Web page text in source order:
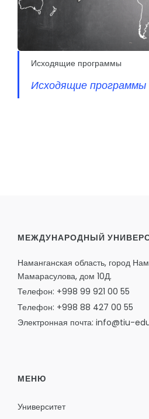
Исходящие программы
Исходящие программы
МЕЖДУНАРОДНЫЙ
Наманганская область, город
Мамарасулова, дом 10Д.
Телефон: +998 99 921 00 55
Телефон: +998 88 427 00 55
Электронная почта: info@tiu-
МЕНЮ
Университет